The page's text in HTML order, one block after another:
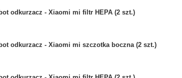
odkurzacz - Xiaomi mi filtr HEPA (2 szt.)
odkurzacz - Xiaomi mi szczotka boczna (2 szt.)